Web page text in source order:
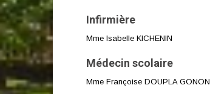
Infirmière
Mme Isabelle KICHENIN
Médecin scolaire
Mme Françoise DOUPLA GONON